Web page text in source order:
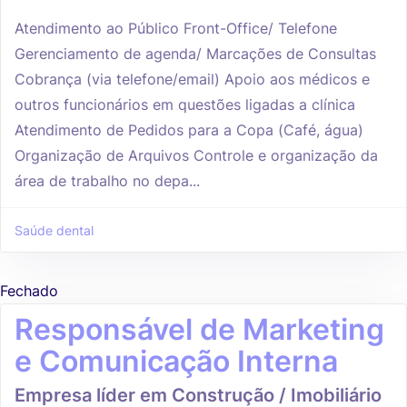
Atendimento ao Público Front-Office/ Telefone
Gerenciamento de agenda/ Marcações de Consultas
Cobrança (via telefone/email) Apoio aos médicos e
outros funcionários em questões ligadas a clínica
Atendimento de Pedidos para a Copa (Café, água)
Organização de Arquivos Controle e organização da
área de trabalho no depa...
Saúde dental
Fechado
Responsável de Marketing
e Comunicação Interna
Empresa líder em Construção / Imobiliário